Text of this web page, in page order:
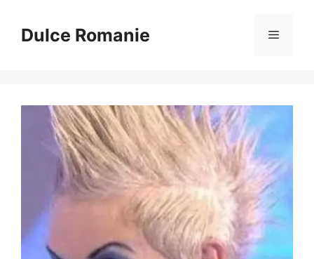
conținutDulce Romanie Meniu